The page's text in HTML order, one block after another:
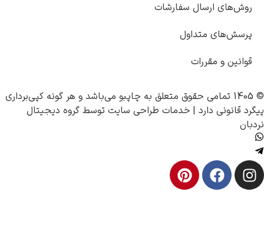
ارسال سفارشات
متداول
و مقررات
چاپبومی‌باشد و هر گونه کپی‌برداری
قانونی دارد |خدمات طراحی سایتتوسطگروه دیجیتال